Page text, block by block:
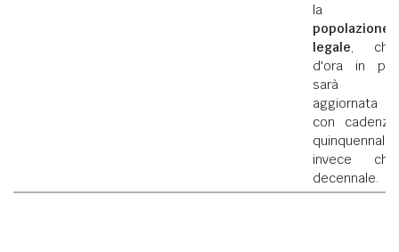
la
popolazione
legale, che
d'ora in poi
sarà
aggiornata
con cadenza
quinquennale
invece che
decennale.